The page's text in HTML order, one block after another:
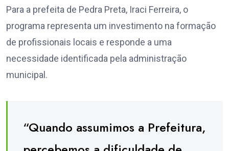
Para a prefeita de Pedra Preta, Iraci Ferreira, o
programa representa um investimento na formação
de profissionais locais e responde a uma
necessidade identificada pela administração
municipal.
“Quando assumimos a Prefeitura,